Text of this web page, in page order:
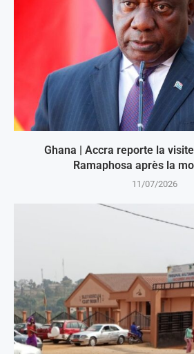
Ghana | Accra reporte la visite
Ramaphosa après la
11/07/2026